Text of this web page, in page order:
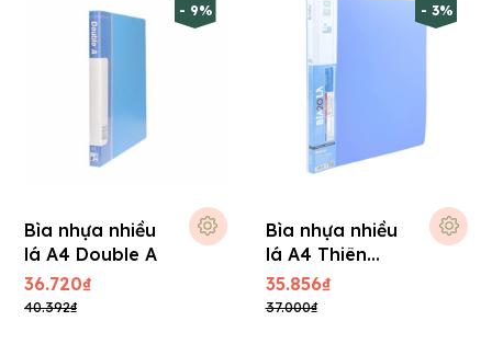
- 9%
Bìa nhựa nhiều
lá A4 Double A
36.720₫
40.392₫
- 3%
Bìa nhựa nhiều
lá A4 Thiên
Long
35.856₫
37.000₫